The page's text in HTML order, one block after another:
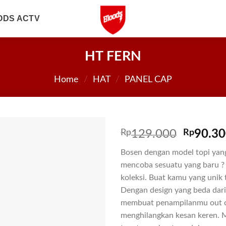
ACTV
HT FERN
Home / HAT / PANEL CAP
Rp129.000 Rp
Bosen dengan model topi
mencoba sesuatu yang baru
koleksi. Buat kamu yang
Dengan design yang beda
membuat penampilanmu out
menghilangkan kesan keren.